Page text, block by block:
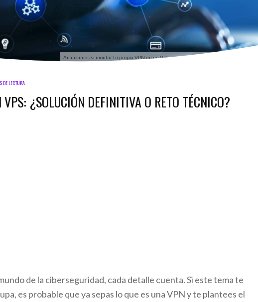
Analizamos si montar tu propia VPN en un VPS es la solución de seguridad ideal para ti.
DE LECTURA
¿SOLUCIÓN DEFINITIVA O RETO TÉCNICO?
de la ciberseguridad, cada detalle cuenta. Si este tema te
es probable que ya sepas lo que es una VPN y te plantees el